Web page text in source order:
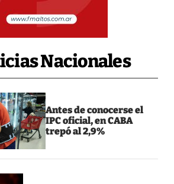
Nacionales
Antes de conocerse el
IPC oficial, en CABA
trepó al 2,9%